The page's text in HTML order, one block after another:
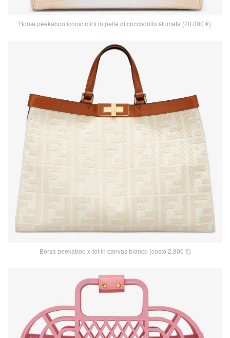
Borsa peekaboo iconic mini in pelle di coccodrillo sfumata (20.000 €)
Borsa peekaboo x-tot in canvas bianco (costo 2.800 €)